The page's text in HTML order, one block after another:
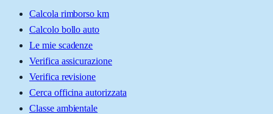
Calcola rimborso km
Calcolo bollo auto
Le mie scadenze
Verifica assicurazione
Verifica revisione
Cerca officina autorizzata
Classe ambientale